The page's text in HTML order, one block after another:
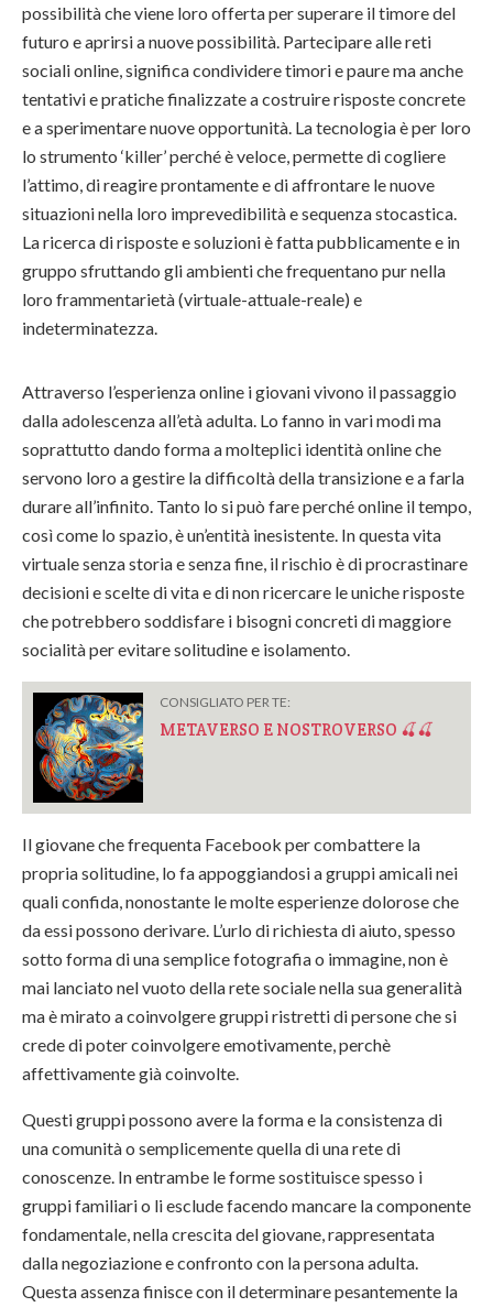
possibilità che viene loro offerta per superare il timore del
futuro e aprirsi a nuove possibilità. Partecipare alle reti
sociali online, significa condividere timori e paure ma anche
tentativi e pratiche finalizzate a costruire risposte concrete
e a sperimentare nuove opportunità. La tecnologia è per loro
lo strumento ‘killer’ perché è veloce, permette di cogliere
l’attimo, di reagire prontamente e di affrontare le nuove
situazioni nella loro imprevedibilità e sequenza stocastica.
La ricerca di risposte e soluzioni è fatta pubblicamente e in
gruppo sfruttando gli ambienti che frequentano pur nella
loro frammentarietà (virtuale-attuale-reale) e
indeterminatezza.
Attraverso l’esperienza online i giovani vivono il passaggio
dalla adolescenza all’età adulta. Lo fanno in vari modi ma
soprattutto dando forma a molteplici identità online che
servono loro a gestire la difficoltà della transizione e a farla
durare all’infinito. Tanto lo si può fare perché online il tempo,
così come lo spazio, è un’entità inesistente. In questa vita
virtuale senza storia e senza fine, il rischio è di procrastinare
decisioni e scelte di vita e di non ricercare le uniche risposte
che potrebbero soddisfare i bisogni concreti di maggiore
socialità per evitare solitudine e isolamento.
CONSIGLIATO PER TE:
METAVERSO E NOSTROVERSO 🍒🍒
Il giovane che frequenta Facebook per combattere la
propria solitudine, lo fa appoggiandosi a gruppi amicali nei
quali confida, nonostante le molte esperienze dolorose che
da essi possono derivare. L’urlo di richiesta di aiuto, spesso
sotto forma di una semplice fotografia o immagine, non è
mai lanciato nel vuoto della rete sociale nella sua generalità
ma è mirato a coinvolgere gruppi ristretti di persone che si
crede di poter coinvolgere emotivamente, perchè
affettivamente già coinvolte.
Questi gruppi possono avere la forma e la consistenza di
una comunità o semplicemente quella di una rete di
conoscenze. In entrambe le forme sostituisce spesso i
gruppi familiari o li esclude facendo mancare la componente
fondamentale, nella crescita del giovane, rappresentata
dalla negoziazione e confronto con la persona adulta.
Questa assenza finisce con il determinare pesantemente la